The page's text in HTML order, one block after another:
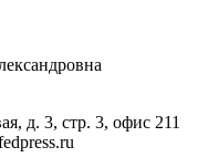
д. 3, стр. 3, офис 211